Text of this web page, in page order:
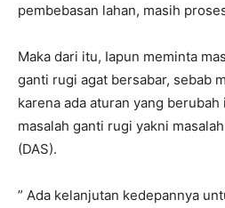
pembebasan lahan, masih
Maka dari itu, Iapun meminta
ganti rugi agat bersabar, sebab
karena ada aturan yang
masalah ganti rugi yakni
(DAS).
” Ada kelanjutan kedepannya